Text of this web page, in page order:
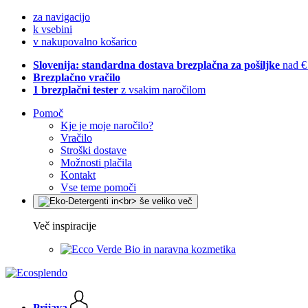
za navigacijo
k vsebini
v nakupovalno košarico
Slovenija: standardna dostava brezplačna za pošiljke nad
Brezplačno vračilo
1 brezplačni tester z vsakim naročilom
Pomoč
Kje je moje naročilo?
Vračilo
Stroški dostave
Možnosti plačila
Kontakt
Vse teme pomoči
Več inspiracije
Bio in naravna kozmetika